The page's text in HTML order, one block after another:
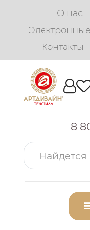
О нас
Электронные
Контакты
8